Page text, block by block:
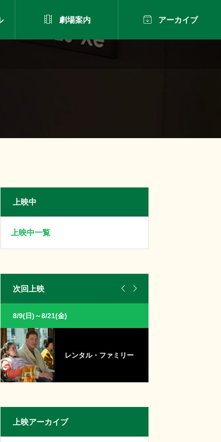
 劇場案内  アーカイブ
上映中
上映中一覧
次回上映  
8/9(日)～8/21(金)
レンタル・ファミリー
上映アーカイブ